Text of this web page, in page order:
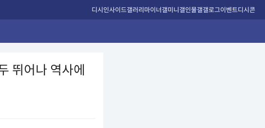
디시인사이드갤러리마이너갤미니갤인물갤갤로그이벤트디시콘
뛰어나 역사에